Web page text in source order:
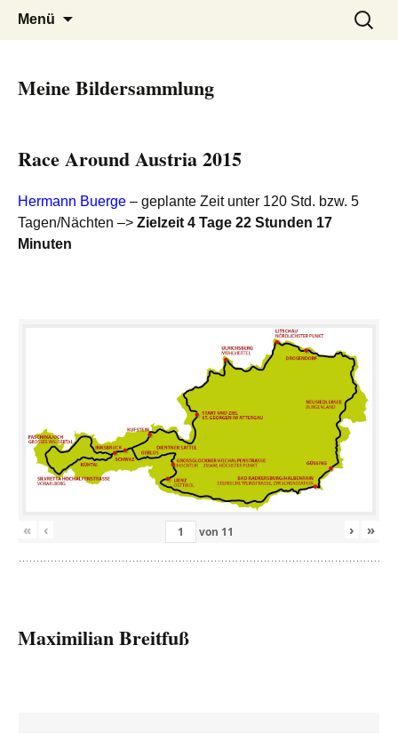
Ida Platzer
Menü
Suchen
nach:
Meine Bildersammlung
Race Around Austria 2015
Hermann Buerge – geplante Zeit unter 120 Std. bzw. 5
Tagen/Nächten –> Zielzeit 4 Tage 22 Stunden 17
Minuten
« ‹ von 11 › »
Maximilian Breitfuß